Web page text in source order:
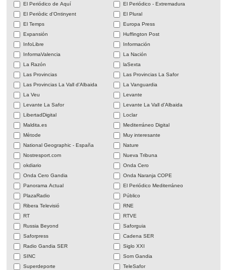
El Periódico de Aquí
El Periódico - Extremadura
El Periòdic d'Ontinyent
El Plural
El Temps
Europa Press
Expansión
Huffington Post
InfoLibre
Información
InformaValencia
La Nación
La Razón
laSexta
Las Provincias
Las Provincias La Safor
Las Provincias La Vall d'Albaida
La Vanguardia
La Veu
Levante
Levante La Safor
Levante La Vall d'Albaida
LibertadDigital
Loclar
Maldita.es
Mediterráneo Digital
Mètode
Muy interesante
National Geographic - España
Nature
Nostresport.com
Nueva Tribuna
okdiario
Onda Cero
Onda Cero Gandia
Onda Naranja COPE
Panorama Actual
El Periódico Mediterráneo
PlazaRadio
Público
Ribera Televisió
RNE
RT
RTVE
Russia Beyond
Saforguia
Saforpress
Cadena SER
Radio Gandia SER
Siglo XXI
SINC
Som Gandia
Superdeporte
TeleSafor